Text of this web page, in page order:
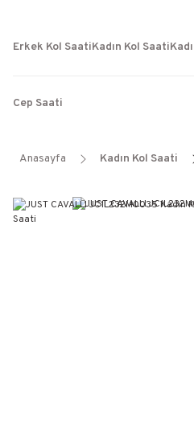
Erkek Kol SaatiKadın Kol Saati
Cep Saati
Anasayfa Kadın Kol Saati